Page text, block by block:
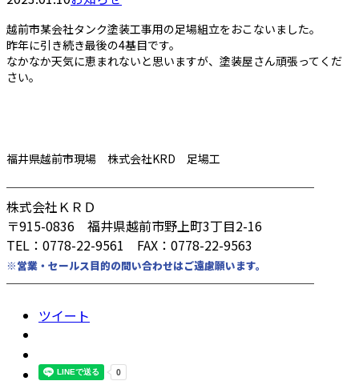
越前市某会社タンク塗装工事用の足場組立をおこないました。
昨年に引き続き最後の4基目です。
なかなか天気に恵まれないと思いますが、塗装屋さん頑張ってくだ
さい。
福井県越前市現場 株式会社KRD 足場工
────────────────────────
株式会社ＫＲＤ
〒915-0836 福井県越前市野上町3丁目2-16
TEL：0778-22-9561 FAX：0778-22-9563
※営業・セールス目的の問い合わせはご遠慮願います。
────────────────────────
ツイート